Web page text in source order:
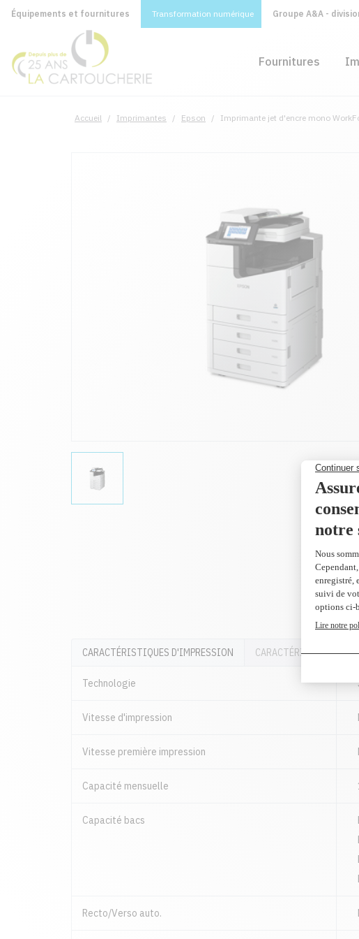
Équipements et fournitures Transformation numérique Groupe A&A -
Fournitures
Accueil / Imprimantes / Epson / Imprimante jet d'encre mono
CARACTÉRISTIQUES D'IMPRESSION CARACTÉRISTIQUES DE
Technologie
Vitesse d'impression
Vitesse première impression
Capacité mensuelle
Capacité bacs
Recto/Verso auto.